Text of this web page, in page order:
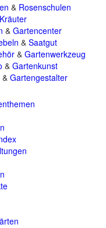
& Rosenschulen
Kräuter
& Gartencenter
& Saatgut
& Gartenwerkzeug
& Gartenkunst
& Gartengestalter